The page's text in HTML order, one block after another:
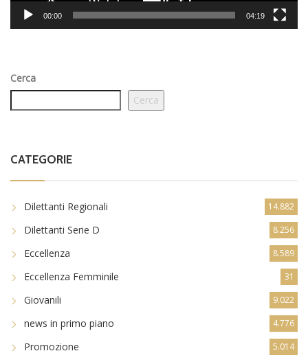
00:00 04:19
Cerca
Cerca
CATEGORIE
Dilettanti Regionali 14.882
Dilettanti Serie D 8.256
Eccellenza 8.589
Eccellenza Femminile 31
Giovanili 9.022
news in primo piano 4.776
Promozione 5.014